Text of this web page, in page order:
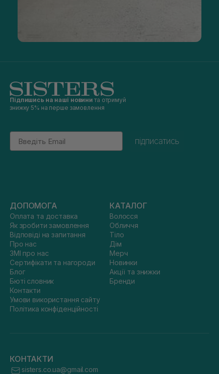
Підпишись на наші новини та отримуй
знижку 5% на перше замовлення
Email
підписатись
ДОПОМОГА
Оплата та доставка
Як зробити замовлення
Відповіді на запитання
Про нас
ЗМІ про нас
Сертифікати та нагороди
Блог
Бюті словник
Контакти
Умови використання сайту
Політика конфіденційності
КАТАЛОГ
Волосся
Обличчя
Тіло
Дім
Мерч
Новинки
Акції та знижки
Бренди
КОНТАКТИ
sisters.co.ua@gmail.com